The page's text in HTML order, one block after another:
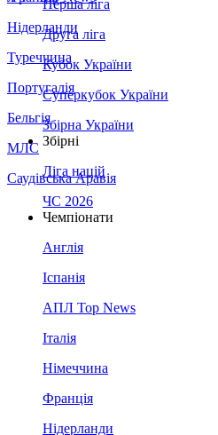
Нідерланди
Туреччина
Португалія
Бельгія
МЛС
Саудівська Аравія
Перша ліга
Друга ліга
Кубок України
Суперкубок України
Збірна України
Збірні
Ліга націй
ЧС 2026
Чемпіонати
Англія
Іспанія
АПЛ Top News
Італія
Німеччина
Франція
Нідерланди